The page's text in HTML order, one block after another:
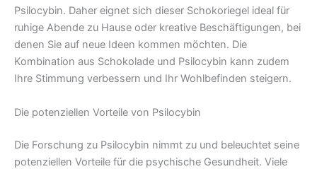
Psilocybin. Daher eignet sich dieser Schokoriegel ideal für
ruhige Abende zu Hause oder kreative Beschäftigungen, bei
denen Sie auf neue Ideen kommen möchten. Die
Kombination aus Schokolade und Psilocybin kann zudem
Ihre Stimmung verbessern und Ihr Wohlbefinden steigern.
Die potenziellen Vorteile von Psilocybin
Die Forschung zu Psilocybin nimmt zu und beleuchtet seine
potenziellen Vorteile für die psychische Gesundheit. Viele